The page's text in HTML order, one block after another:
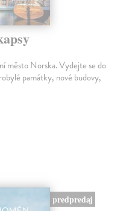
město Norska. Vydejte se do
památky, nové budovy,
predpredaj